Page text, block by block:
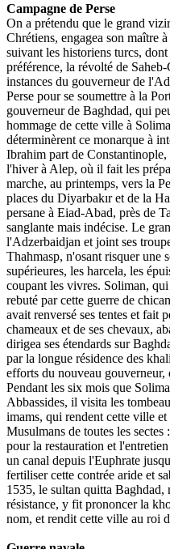
Campagne de Perse
On a prétendu que le grand
Chrétiens, engagea son maître
suivant les historiens turcs,
préférence, la révolté de
instances du gouverneur de
Perse pour se soumettre à la
gouverneur de Baghdad, qui
hommage de cette ville à
déterminèrent ce monarque à
Ibrahim part de
l'hiver à Alep, où il fait les
marche, au printemps, vers la
places du Diyarbakır et de la
persane à Eiad-Abad, près de
sanglante mais indécise. Le
l'Adzerbaidjan et joint ses
Thahmasp, n'osant risquer une
supérieures, les harcela, les
coupant les vivres. Soliman,
rebuté par cette guerre de
avait renversé ses tentes et fait
chameaux et de ses chevaux,
dirigea ses étendards sur
par la longue résidence des
efforts du nouveau gouverneur,
Pendant les six mois que
Abbassides, il visita les
imams, qui rendent cette ville
Musulmans de toutes les
pour la restauration et
un canal depuis l'Euphrate
fertiliser cette contrée aride et
1535, le sultan quitta Baghdad,
résistance, y fit prononcer la
nom, et rendit cette ville au roi